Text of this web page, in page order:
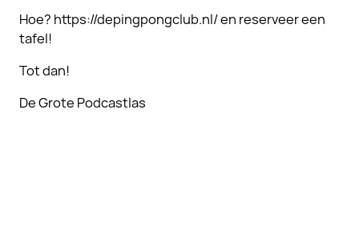
Hoe? https://depingpongclub.nl/ en reserveer een
tafel!
Tot dan!
De Grote Podcastlas